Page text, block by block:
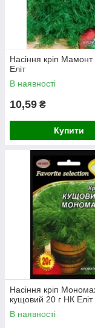
Насіння кріп
Еліт
В наявності
10,59 ₴
Купити
Насіння кріп
кущовий 20 г НК Еліт
В наявності